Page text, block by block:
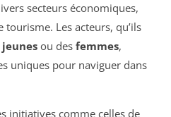
secteurs économiques,
Les acteurs, qu’ils
jeunes ou des femmes,
uniques pour naviguer dans
initiatives comme celles de